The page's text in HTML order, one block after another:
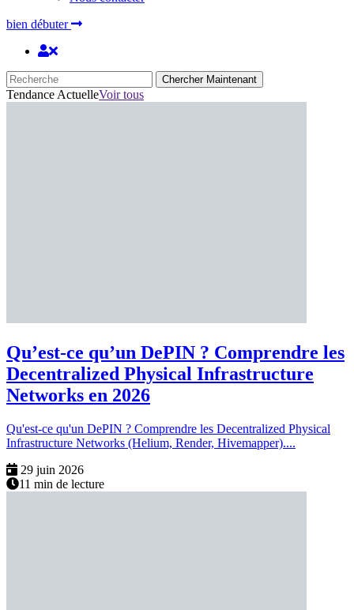
bien débuter
Chercher Maintenant
Tendance ActuelleVoir tous
Qu’est-ce qu’un DePIN ? Comprendre les
Decentralized Physical Infrastructure
Networks en 2026
Qu'est-ce qu'un DePIN ? Comprendre les Decentralized Physical
Infrastructure Networks (Helium, Render, Hivemapper)....
29 juin 2026
11 min de lecture